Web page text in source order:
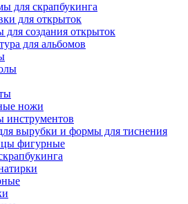
для скрапбукинга
для открыток
для создания открыток
для альбомов
ножи
инструментов
вырубки и формы для тиснения
фигурные